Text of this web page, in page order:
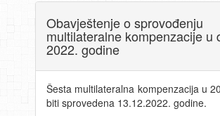
Obavještenje o sprovođenju
multilateralne kompenzacije u
2022. godine
Šesta multilateralna kompenzacija u
biti sprovedena 13.12.2022. godine.